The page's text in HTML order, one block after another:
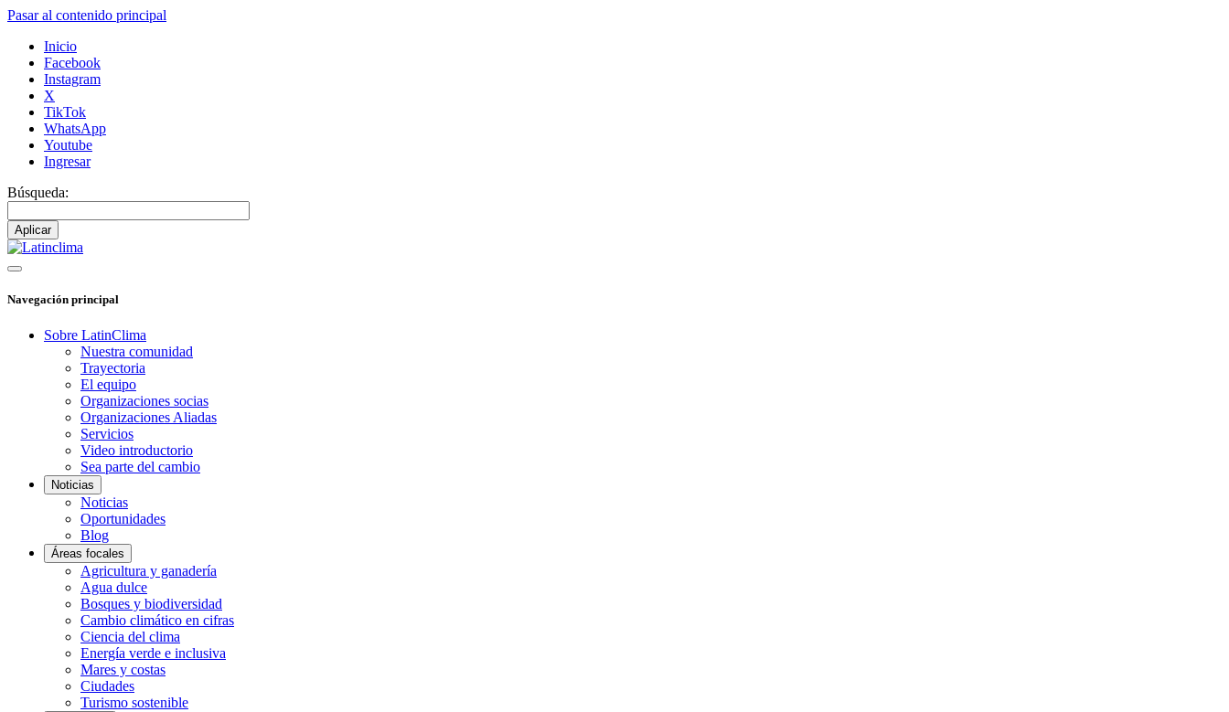
Pasar al contenido principal
Inicio
Facebook
Instagram
X
TikTok
WhatsApp
Youtube
Ingresar
Búsqueda:
Navegación principal
Sobre LatinClima
Nuestra comunidad
Trayectoria
El equipo
Organizaciones socias
Organizaciones Aliadas
Servicios
Video introductorio
Sea parte del cambio
Noticias
Noticias
Oportunidades
Blog
Áreas focales
Agricultura y ganadería
Agua dulce
Bosques y biodiversidad
Cambio climático en cifras
Ciencia del clima
Energía verde e inclusiva
Mares y costas
Ciudades
Turismo sostenible